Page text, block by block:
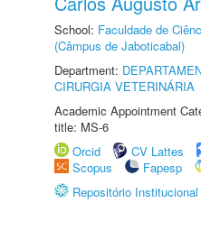
School: Faculdade de
(Câmpus de Jaboticabal)
Department:
CIRURGIA VETERINÁRIA
Academic Appointment
title: MS-6
Orcid
CV Lattes
Scopus
Fapesp
Repositório